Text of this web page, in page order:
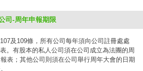
司-周年申報期限
及109條，所有公司每年須向公司註冊處處
。有股本的私人公司須在公司成立為法團的周
表；其他公司則須在公司舉行周年大會的日期